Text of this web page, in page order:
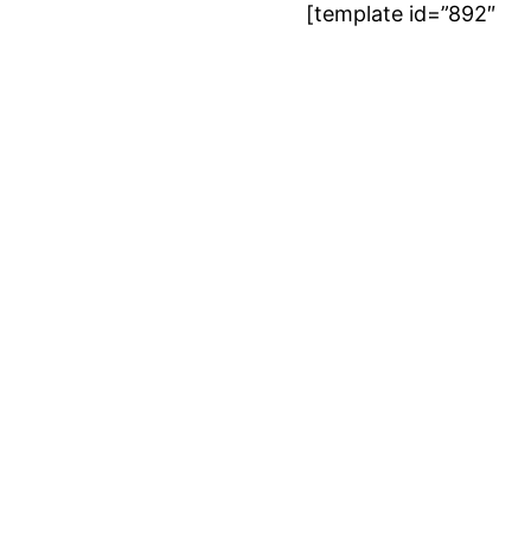
template id=”892″]